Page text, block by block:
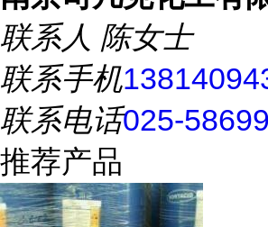
联系人 陈女士
联系手机
联系电话025-
推荐产品